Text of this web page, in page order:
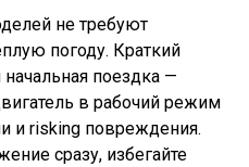
не требуют
погоду. Краткий
поездка —
в рабочий режим
и risking повреждения.
сразу, избегайте